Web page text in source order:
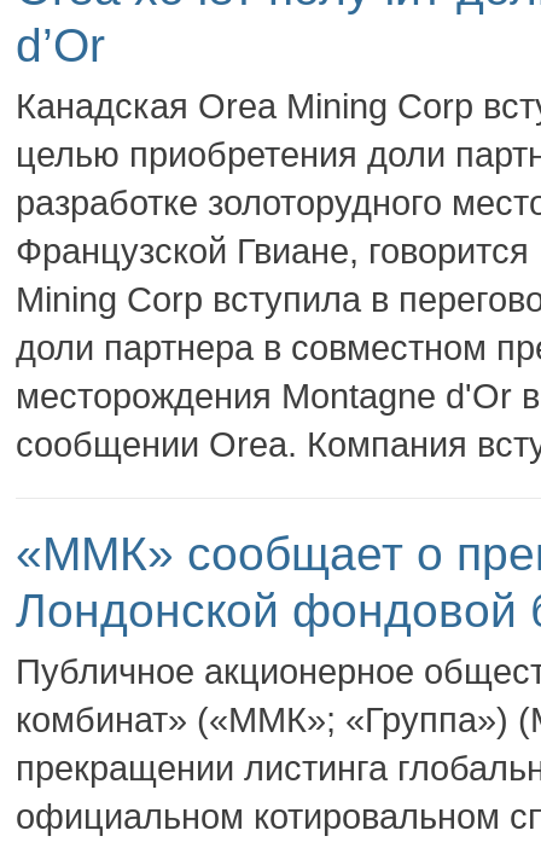
d’Or
Канадская Orea Mining Corp
целью приобретения доли
разработке золоторудного
Французской Гвиане,
Mining Corp вступила в
доли партнера в совместном
месторождения Montagne d'Or
сообщении Orea. Компания
«ММК» сообщает о
Лондонской фондовой
Публичное акционерное
комбинат» («ММК»; «Группа»)
прекращении листинга
официальном котировальном